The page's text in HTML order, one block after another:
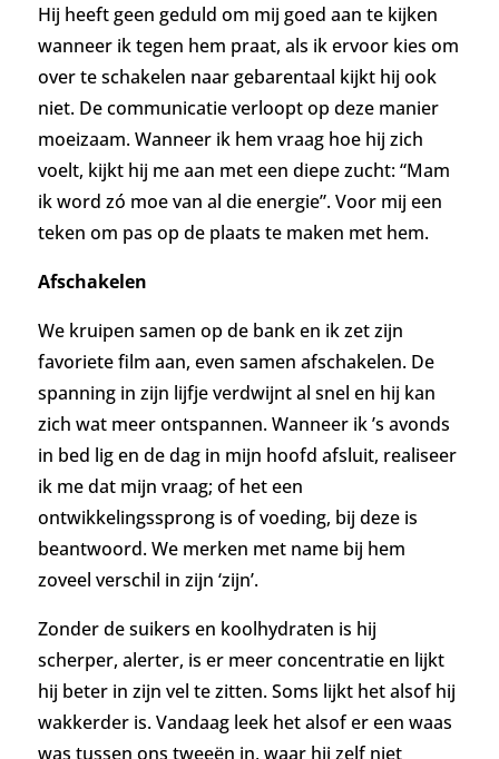
Hij heeft geen geduld om mij goed aan te kijken
wanneer ik tegen hem praat, als ik ervoor kies om
over te schakelen naar gebarentaal kijkt hij ook
niet. De communicatie verloopt op deze manier
moeizaam. Wanneer ik hem vraag hoe hij zich
voelt, kijkt hij me aan met een diepe zucht: “Mam
ik word zó moe van al die energie”. Voor mij een
teken om pas op de plaats te maken met hem.
Afschakelen
We kruipen samen op de bank en ik zet zijn
favoriete film aan, even samen afschakelen. De
spanning in zijn lijfje verdwijnt al snel en hij kan
zich wat meer ontspannen. Wanneer ik ’s avonds
in bed lig en de dag in mijn hoofd afsluit, realiseer
ik me dat mijn vraag; of het een
ontwikkelingssprong is of voeding, bij deze is
beantwoord. We merken met name bij hem
zoveel verschil in zijn ‘zijn’.
Zonder de suikers en koolhydraten is hij
scherper, alerter, is er meer concentratie en lijkt
hij beter in zijn vel te zitten. Soms lijkt het alsof hij
wakkerder is. Vandaag leek het alsof er een waas
was tussen ons tweeën in, waar hij zelf niet